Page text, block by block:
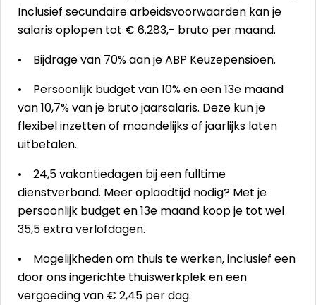
Inclusief secundaire arbeidsvoorwaarden kan je
salaris oplopen tot € 6.283,- bruto per maand.
• Bijdrage van 70% aan je ABP Keuzepensioen.
• Persoonlijk budget van 10% en een 13e maand
van 10,7% van je bruto jaarsalaris. Deze kun je
flexibel inzetten of maandelijks of jaarlijks laten
uitbetalen.
• 24,5 vakantiedagen bij een fulltime
dienstverband. Meer oplaadtijd nodig? Met je
persoonlijk budget en 13e maand koop je tot wel
35,5 extra verlofdagen.
• Mogelijkheden om thuis te werken, inclusief een
door ons ingerichte thuiswerkplek en een
vergoeding van € 2,45 per dag.